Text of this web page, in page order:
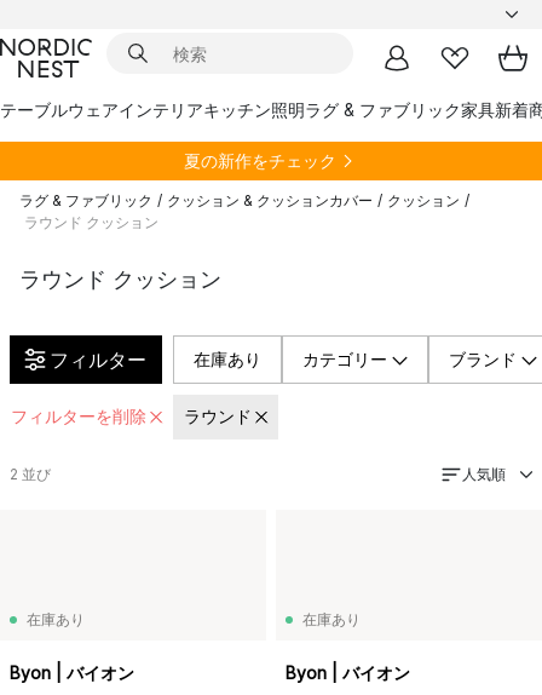
テーブルウェアインテリアキッチン照明ラグ & ファブリック家具新着
夏の新作をチェック
ラグ & ファブリック / クッション & クッションカバー / クッション /
ラウンド クッション
ラウンド クッション
フィルター 在庫あり カテゴリー ブランド
フィルターを削除 ラウンド
2 並び 人気順
在庫あり
Byon | バイオン
在庫あり
Byon | バイオン